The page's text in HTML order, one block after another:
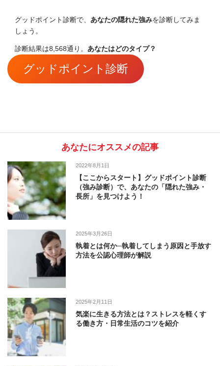
グッドポイント診断で、 あなたの隠れた強みを診断してみま
しょう。
診断結果は8,568通り。 あなたはどのタイプ？
グッドポイント診断
あなたにオススメの記事
2022年8月1日
【ここからスタート】グッドポイント診断
（強み診断）で、あなたの「隠れた強み・
長所」を見つけよう！
2025年3月26日
執着とは何か─執着してしまう原因と手放す
方法を公認心理師が解説
2025年2月11日
気楽に生きる方法とは？ストレスを軽くす
る働き方・日常生活のコツを紹介